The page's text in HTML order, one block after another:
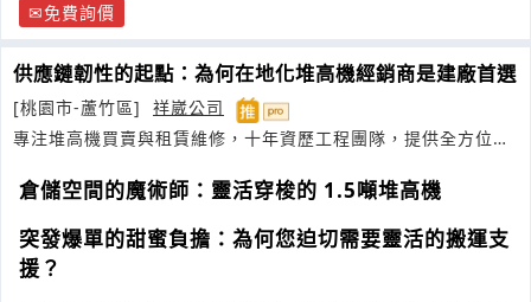
免費詢價
供應鏈韌性的起點：為何在地化堆高機經銷商是建廠首選
[桃園市-蘆竹區]
祥崴公司
專注堆高機買賣與租賃維修，十年資歷工程團隊，提供全方位物
倉儲空間的魔術師：靈活穿梭的 1.5噸堆高機
突發爆單的甜蜜負擔：為何您迫切需要靈活的搬運支
援？